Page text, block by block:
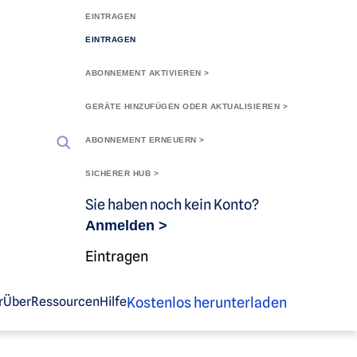
EINTRAGEN
EINTRAGEN
ABONNEMENT AKTIVIEREN >
GERÄTE HINZUFÜGEN ODER AKTUALISIEREN >
ABONNEMENT ERNEUERN >
SICHERER HUB >
Sie haben noch kein Konto?
Anmelden >
Eintragen
ÜberRessourcenHilfeKostenlos herunterladen